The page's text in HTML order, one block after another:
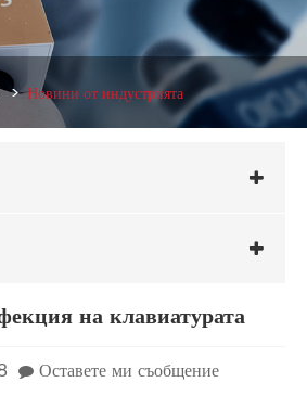
Новини от индустрията
на клавиатурата
Оставете ми съобщение